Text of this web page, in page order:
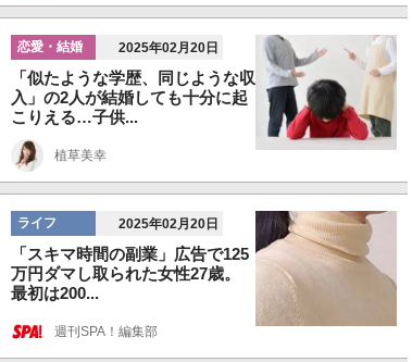
恋愛・結婚 2025年02月20日
「似たような学歴、同じような収
入」の2人が結婚しても十分に起
こりえる…子供...
植草美幸
ライフ 2025年02月20日
「スキマ時間の副業」広告で125
万円ダマし取られた女性27歳。
最初は200...
週刊SPA！編集部